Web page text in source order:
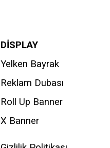
DİSPLAY
Yelken Bayrak
Reklam Dubası
Roll Up Banner
X Banner